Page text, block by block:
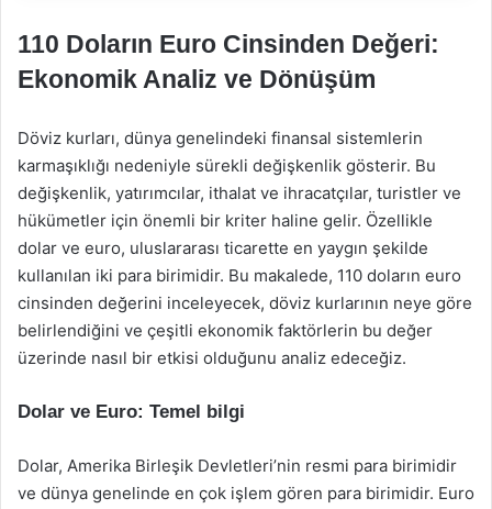
110 Doların Euro Cinsinden Değeri:
Ekonomik Analiz ve Dönüşüm
Döviz kurları, dünya genelindeki finansal sistemlerin
karmaşıklığı nedeniyle sürekli değişkenlik gösterir. Bu
değişkenlik, yatırımcılar, ithalat ve ihracatçılar, turistler ve
hükümetler için önemli bir kriter haline gelir. Özellikle
dolar ve euro, uluslararası ticarette en yaygın şekilde
kullanılan iki para birimidir. Bu makalede, 110 doların euro
cinsinden değerini inceleyecek, döviz kurlarının neye göre
belirlendiğini ve çeşitli ekonomik faktörlerin bu değer
üzerinde nasıl bir etkisi olduğunu analiz edeceğiz.
Dolar ve Euro: Temel bilgi
Dolar, Amerika Birleşik Devletleri’nin resmi para birimidir
ve dünya genelinde en çok işlem gören para birimidir. Euro